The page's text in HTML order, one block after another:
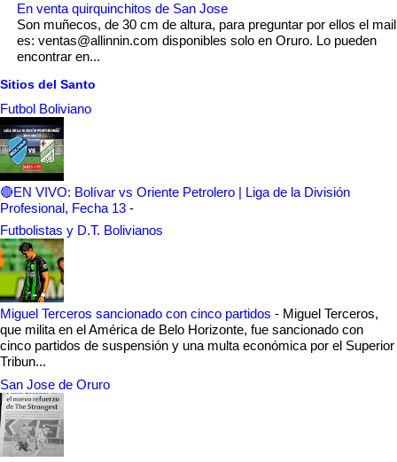
En venta quirquinchitos de San Jose
Son muñecos, de 30 cm de altura, para preguntar por ellos el mail
es: ventas@allinnin.com disponibles solo en Oruro. Lo pueden
encontrar en...
Sitios del Santo
Futbol Boliviano
🔴EN VIVO: Bolívar vs Oriente Petrolero | Liga de la División
Profesional, Fecha 13 -
Futbolistas y D.T. Bolivianos
Miguel Terceros sancionado con cinco partidos - Miguel Terceros,
que milita en el América de Belo Horizonte, fue sancionado con
cinco partidos de suspensión y una multa económica por el Superior
Tribun...
San Jose de Oruro